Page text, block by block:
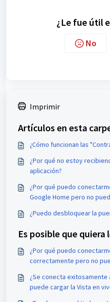
¿Le fue útil
No
Imprimir
Artículos en esta
¿Cómo funcionan las
¿Por qué no estoy
aplicación?
¿Por qué puedo
Google Home pero no
¿Puedo desbloquear la
Es posible que quiera
¿Por qué puedo
correctamente pero no
¿Se conecta exitosamente
puede cargar la Vista en